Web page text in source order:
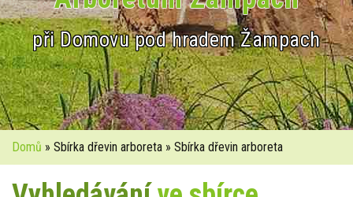
při Domovu pod hradem Žampach
Domů » Sbírka dřevin arboreta » Sbírka dřevin arboreta